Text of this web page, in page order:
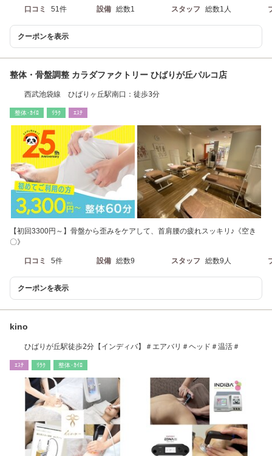
口コミ 51件 設備 総数1 スタッフ 総数1人
クーポンを表示
整体・骨盤調整 カラダファクトリー ひばりが丘パルコ店
西武池袋線 ひばりヶ丘駅南口：徒歩3分
整体･ｶｲﾛ ﾘﾗｸ ｴｽﾃ
【初回3300円～】骨盤から歪みをケアして、首肩腰の疲れスッキリ♪《空き
〇》
口コミ 5件 設備 総数9 スタッフ 総数9人
クーポンを表示
kino
ひばりが丘駅徒歩2分【インディバ】＃エアバリ＃ヘッド＃温活＃
ｴｽﾃ ﾘﾗｸ 整体･ｶｲﾛ